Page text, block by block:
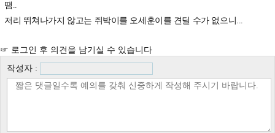
땜..
저리 뛰쳐나가지 않고는 쥐박이를 오세훈이를 견딜 수가 없으니...
☞ 로그인 후 의견을 남기실 수 있습니다
작성자 :